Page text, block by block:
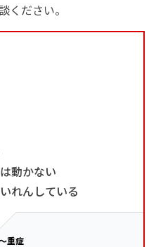
ください。
動かない
れんしている
重症